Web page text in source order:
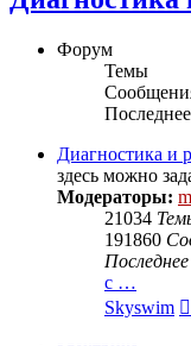
Форум
Темы
Диагностика и
здесь можно
Модераторы:
21034
191860
с …
Skyswim